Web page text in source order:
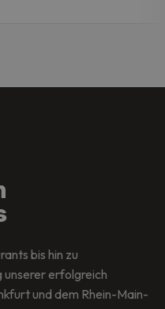
bis hin zu
unserer erfolgreich
und dem Rhein-Main-